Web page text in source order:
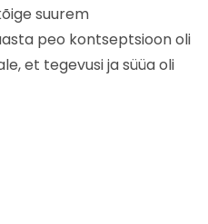
suurem
peo kontseptsioon oli
et tegevusi ja süüa oli